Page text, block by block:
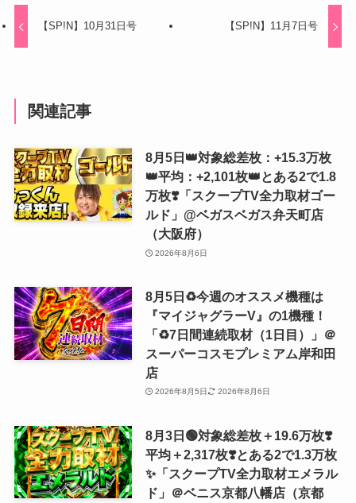
【SP!N】10月31日号 【SP!N】11月7日号
関連記事
8月5日👑対象総差枚：+15.3万枚
👑平均：+2,101枚👑とある2で1.8
万枚❣️「スクープTV全力取材ゴー
ルド」@ベガスベガス弁天町店
（大阪府）
2026年8月6日
8月5日♻️今週のオススメ機種は
『マイジャグラーV』の1機種！
「♻️7日間連続取材（1日目）」＠
スーパーコスモプレミアム岸和田
店
2026年8月5日 2026年8月6日
8月3日🟢対象総差枚＋19.6万枚❣️
平均＋2,317枚❣️とある2で1.3万枚
✨「スクープTV全力取材エメラル
ド」＠ベニス京都八幡店（京都